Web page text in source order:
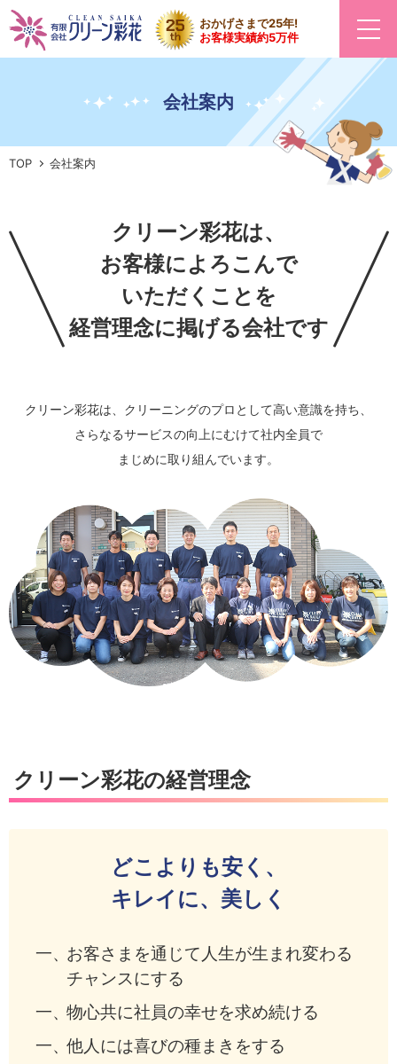
おかげさまで25年!
お客様実績約5万件
会社案内
TOP 会社案内
クリーン彩花は、
お客様によろこんで
いただくことを
経営理念に掲げる会社です
クリーン彩花は、クリーニングのプロとして高い意識を持ち、
さらなるサービスの向上にむけて社内全員で
まじめに取り組んでいます。
クリーン彩花の経営理念
どこよりも安く、
キレイに、美しく
お客さまを通じて人生が生まれ変わる
チャンスにする
物心共に社員の幸せを求め続ける
他人には喜びの種まきをする